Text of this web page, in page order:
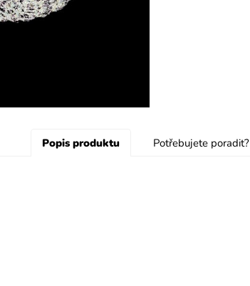
Popis produktu Potřebujete poradit?